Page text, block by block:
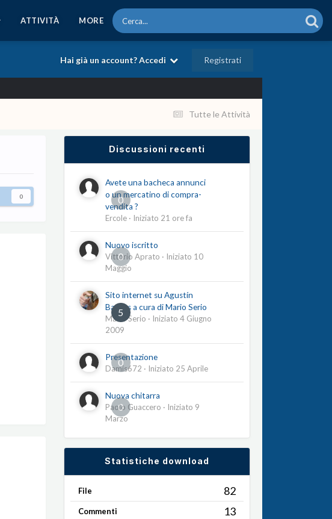
ATTIVITÀ MORE
Hai già un account? Accedi Registrati
Tutte le Attività
0
Discussioni recenti
0
Avete una bacheca annunci
o un mercatino di compra-
vendita ?
Ercole· Iniziato 21 ore fa
0
Nuovo iscritto
Vittorio Aprato · Iniziato 10
Maggio
5
Sito internet su Agustín
Barrios a cura di Mario Serio
Mario Serio · Iniziato 4 Giugno
2009
0
Presentazione
Damis672 · Iniziato 25 Aprile
0
Nuova chitarra
Paolo Guaccero · Iniziato 9
Marzo
Statistiche download
File 82
Commenti 13